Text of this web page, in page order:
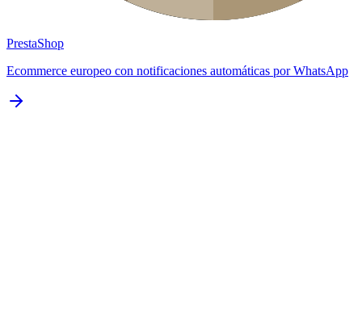
PrestaShop
Ecommerce europeo con notificaciones automáticas por WhatsApp